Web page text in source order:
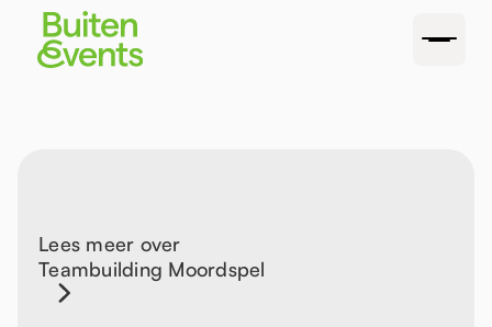
Lees meer over
Teambuilding Moordspel